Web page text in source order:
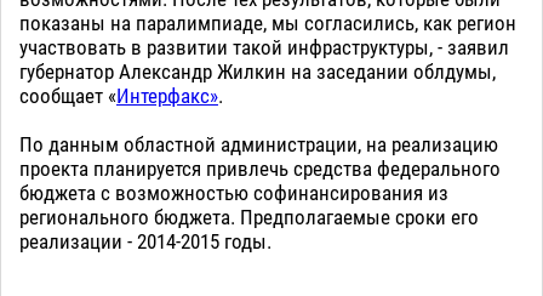
показаны на паралимпиаде, мы согласились, как регион
участвовать в развитии такой инфраструктуры, - заявил
губернатор Александр Жилкин на заседании облдумы,
сообщает «Интерфакс».
По данным областной администрации, на реализацию
проекта планируется привлечь средства федерального
бюджета с возможностью софинансирования из
регионального бюджета. Предполагаемые сроки его
реализации - 2014-2015 годы.